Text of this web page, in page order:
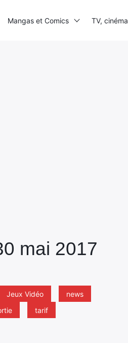
mai 2017
Jeux Vidéo
news
tarif
Mangas et Comics TV, cinéma